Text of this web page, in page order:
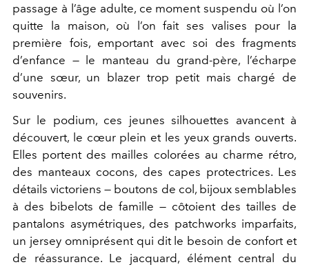
passage à l’âge adulte, ce moment suspendu où l’on
quitte la maison, où l’on fait ses valises pour la
première fois, emportant avec soi des fragments
d’enfance — le manteau du grand-père, l’écharpe
d’une sœur, un blazer trop petit mais chargé de
souvenirs.
Sur le podium, ces jeunes silhouettes avancent à
découvert, le cœur plein et les yeux grands ouverts.
Elles portent des mailles colorées au charme rétro,
des manteaux cocons, des capes protectrices. Les
détails victoriens — boutons de col, bijoux semblables
à des bibelots de famille — côtoient des tailles de
pantalons asymétriques, des patchworks imparfaits,
un jersey omniprésent qui dit le besoin de confort et
de réassurance. Le jacquard, élément central du